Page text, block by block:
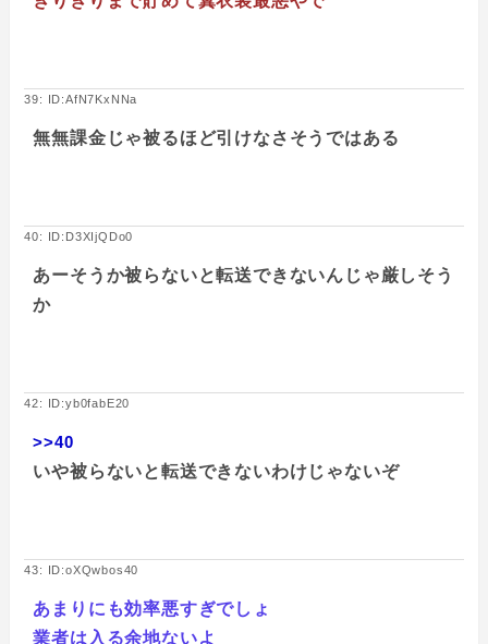
39: ID:AfN7KxNNa
無無課金じゃ被るほど引けなさそうではある
40: ID:D3XIjQDo0
あーそうか被らないと転送できないんじゃ厳しそう
か
42: ID:yb0fabE20
>>40
いや被らないと転送できないわけじゃないぞ
43: ID:oXQwbos40
あまりにも効率悪すぎでしょ
業者は入る余地ないよ